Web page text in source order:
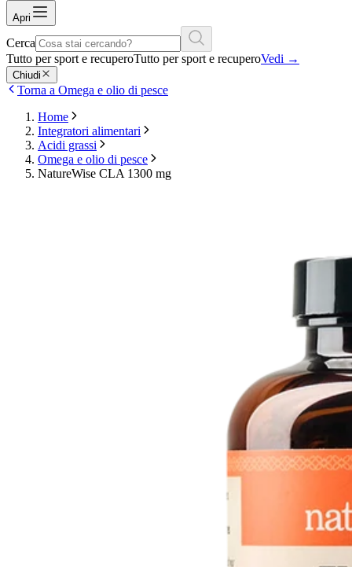
Apri
Cerca
Tutto per sport e recuperoTutto per sport e recuperoVedi →
Chiudi
Torna a Omega e olio di pesce
Home
Integratori alimentari
Acidi grassi
Omega e olio di pesce
NatureWise CLA 1300 mg